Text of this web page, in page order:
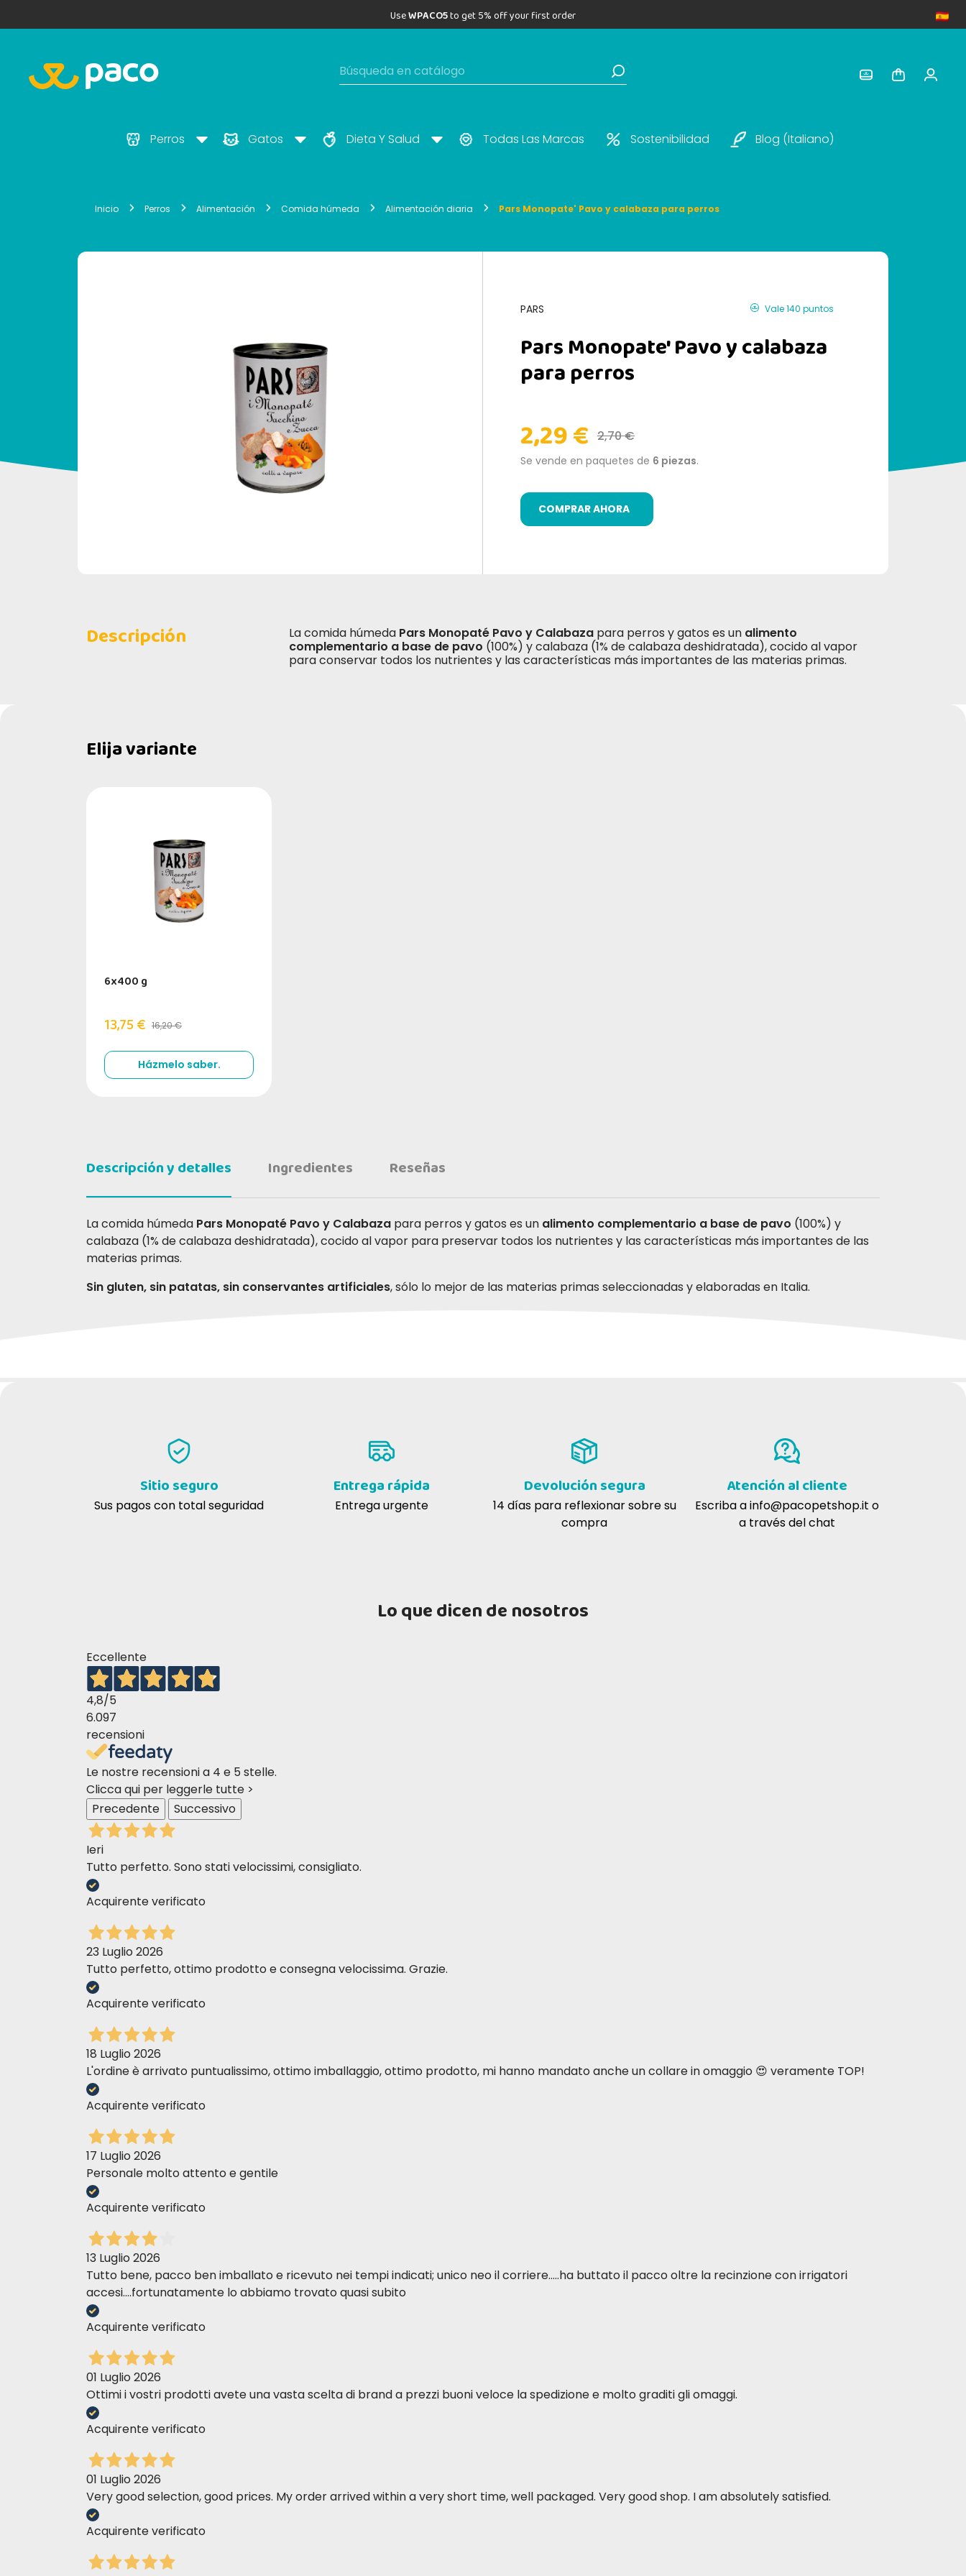
UseWPACO5to get 5% off your first order
Perros Gatos Dieta Y Salud Todas Las Marcas Sostenibilidad Blog (italiano)
Inicio Perros Alimentación Comida húmeda Alimentación diaria Pars Monopate' Pavo y calabaza para perros
PARS Vale 140 puntos
Pars Monopate' Pavo y calabaza
para perros
2,29 € 2,70 €
Se vende en paquetes de 6 piezas.
COMPRAR AHORA
Descripción La comida húmeda Pars Monopaté Pavo y Calabaza para perros y gatos es un alimento
complementario a base de pavo (100%) y calabaza (1% de calabaza deshidratada), cocido al vapor
para conservar todos los nutrientes y las características más importantes de las materias primas.
Elija variante
6x400 g
13,75 € 16,20 €
Házmelo saber.
Descripción y detalles Ingredientes Reseñas
La comida húmeda Pars Monopaté Pavo y Calabaza para perros y gatos es un alimento complementario a base de pavo (100%) y
calabaza (1% de calabaza deshidratada), cocido al vapor para preservar todos los nutrientes y las características más importantes de las
materias primas.
Sin gluten, sin patatas, sin conservantes artificiales, sólo lo mejor de las materias primas seleccionadas y elaboradas en Italia.
Sitio seguro
Sus pagos con total seguridad
Entrega rápida
Entrega urgente
Devolución segura
14 días para reflexionar sobre su
compra
Atención al cliente
Escriba ainfo@pacopetshop.it o
a través del chat
Lo que dicen de nosotros
Eccellente
4,8/5
6.097
recensioni
Le nostre recensioni a 4 e 5 stelle.
Clicca qui per leggerle tutte >
Precedente
Successivo
Ieri
Tutto perfetto. Sono stati velocissimi, consigliato.
Acquirente verificato
23 Luglio 2026
Tutto perfetto, ottimo prodotto e consegna velocissima. Grazie.
Acquirente verificato
18 Luglio 2026
L'ordine è arrivato puntualissimo, ottimo imballaggio, ottimo prodotto, mi hanno mandato anche un collare in omaggio 😍 veramente TOP!
Acquirente verificato
17 Luglio 2026
Personale molto attento e gentile
Acquirente verificato
13 Luglio 2026
Tutto bene, pacco ben imballato e ricevuto nei tempi indicati; unico neo il corriere.....ha buttato il pacco oltre la recinzione con irrigatori
accesi....fortunatamente lo abbiamo trovato quasi subito
Acquirente verificato
01 Luglio 2026
Ottimi i vostri prodotti avete una vasta scelta di brand a prezzi buoni veloce la spedizione e molto graditi gli omaggi.
Acquirente verificato
01 Luglio 2026
Very good selection, good prices. My order arrived within a very short time, well packaged. Very good shop. I am absolutely satisfied.
Acquirente verificato